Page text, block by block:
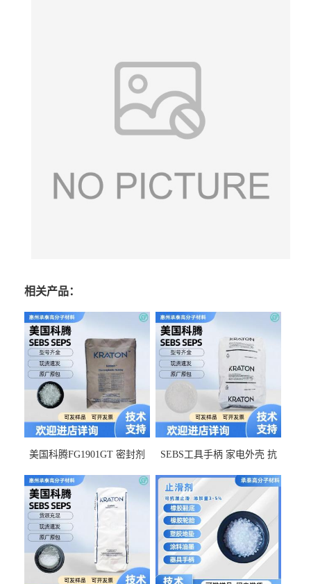
相关产品：
美国科腾FG1901GT 密封剂
佳 透明级
SEBS工具手柄 家电外壳 抗
耐候G1653VO